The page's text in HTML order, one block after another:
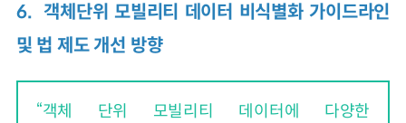
6. 객체단위 모빌리티 데이터 비식별화 가이드라인
및 법 제도 개선 방향
“객체 단위 모빌리티 데이터에 다양한